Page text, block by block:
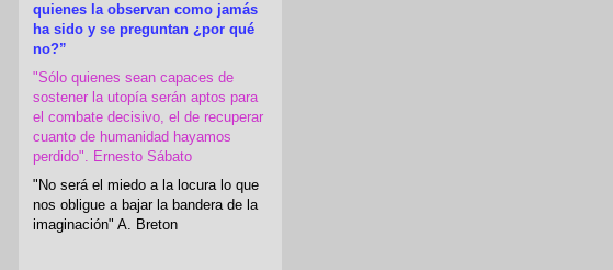
quienes la observan como jamás
ha sido y se preguntan ¿por qué
no?”
"Sólo quienes sean capaces de
sostener la utopía serán aptos para
el combate decisivo, el de recuperar
cuanto de humanidad hayamos
perdido". Ernesto Sábato
"No será el miedo a la locura lo que
nos obligue a bajar la bandera de la
imaginación" A. Breton